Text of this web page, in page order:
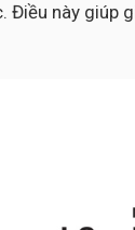
này giúp